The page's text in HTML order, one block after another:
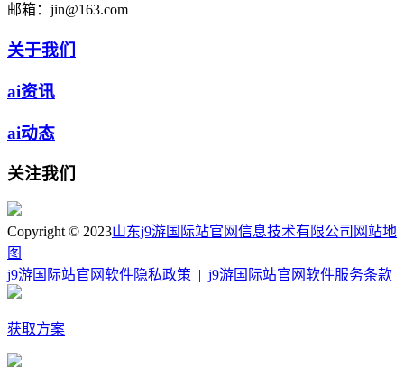
邮箱： jin@163.com
关于我们
ai资讯
ai动态
关注我们
Copyright © 2023山东j9游国际站官网信息技术有限公司 网站地
图
j9游国际站官网软件隐私政策 | j9游国际站官网软件服务条款
获取方案